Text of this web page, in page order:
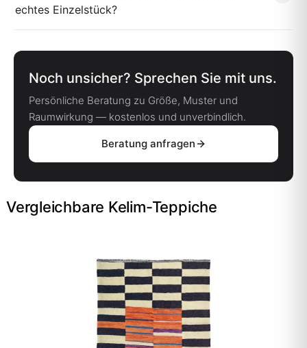
echtes Einzelstück?
Noch unsicher? Sprechen Sie mit uns.
Persönliche Beratung zu Größe, Muster und
Raumwirkung — kostenlos und unverbindlich.
Beratung anfragen
Vergleichbare Kelim-Teppiche